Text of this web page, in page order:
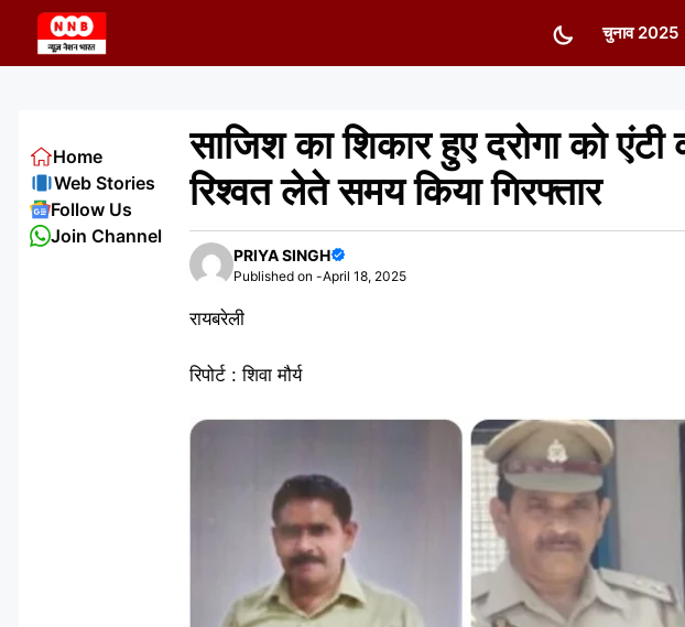
content
चुनाव 2025
साजिश का शिकार हुए दरोगा को
रिश्वत लेते समय किया गिरफ्तार
PRIYA SINGH
Published on -April 18, 2025
रायबरेली
रिपोर्ट : शिवा मौर्य
Home
Web Stories
Follow Us
Join Channel